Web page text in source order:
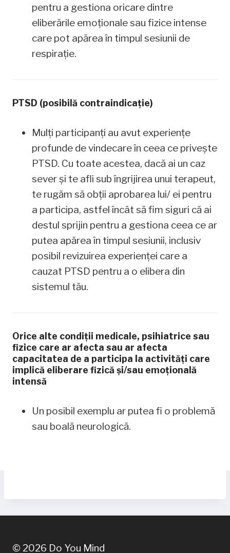
pentru a gestiona oricare dintre
eliberările emoționale sau fizice intense
care pot apărea în timpul sesiunii de
respirație.
PTSD (posibilă contraindicație)
Mulți participanți au avut experiențe
profunde de vindecare în ceea ce privește
PTSD. Cu toate acestea, dacă ai un caz
sever și te afli sub îngrijirea unui terapeut,
te rugăm să obții aprobarea lui/ ei pentru
a participa, astfel încât să fim siguri că ai
destul sprijin pentru a gestiona ceea ce ar
putea apărea în timpul sesiunii, inclusiv
posibil revizuirea experienței care a
cauzat PTSD pentru a o elibera din
sistemul tău.
Orice alte condiții medicale, psihiatrice sau
fizice care ar afecta sau ar afecta
capacitatea de a participa la activități care
implică eliberare fizică și/sau emoțională
intensă
Un posibil exemplu ar putea fi o problemă
sau boală neurologică.
© 2026 Do You Mind